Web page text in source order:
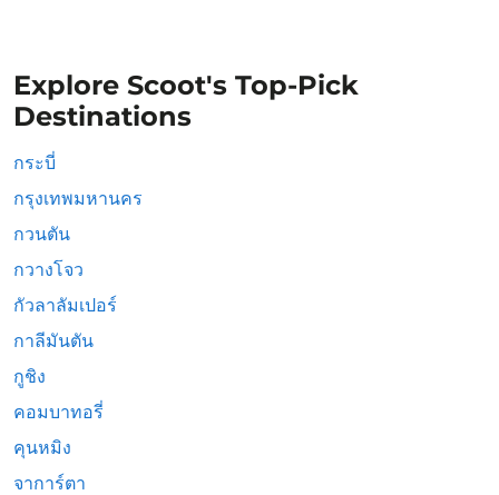
Explore Scoot's Top-Pick
Destinations
กระบี่
กรุงเทพมหานคร
กวนตัน
กวางโจว
กัวลาลัมเปอร์
กาลีมันตัน
กูชิง
คอมบาทอรี่
คุนหมิง
จาการ์ตา